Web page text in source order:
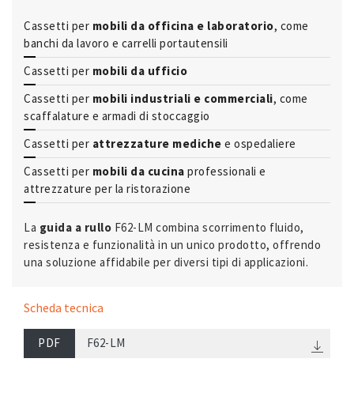
Cassetti per mobili da officina e laboratorio, come
banchi da lavoro e carrelli portautensili
Cassetti per mobili da ufficio
Cassetti per mobili industriali e commerciali, come
scaffalature e armadi di stoccaggio
Cassetti per attrezzature mediche e ospedaliere
Cassetti per mobili da cucina professionali e
attrezzature per la ristorazione
La guida a rullo F62-LM combina scorrimento fluido,
resistenza e funzionalità in un unico prodotto, offrendo
una soluzione affidabile per diversi tipi di applicazioni.
Scheda tecnica
PDF F62-LM